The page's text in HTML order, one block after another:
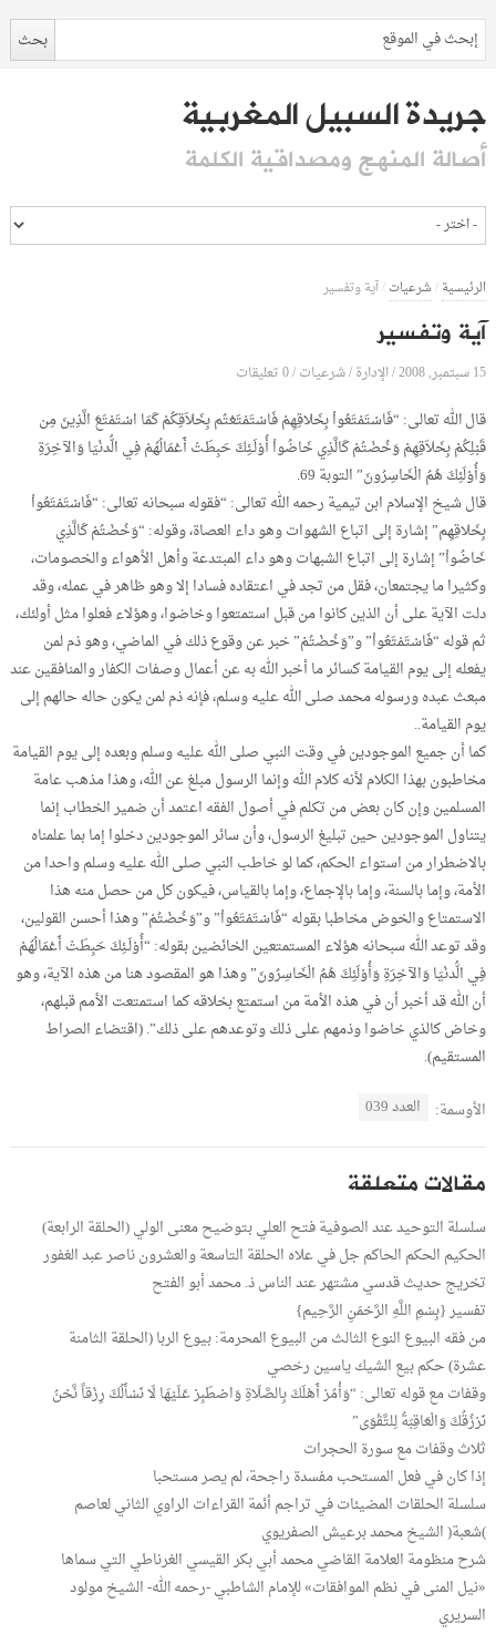
جريدة السبيل المغربية
أصالة المنهج ومصداقية الكلمة
الرئيسية/شرعيات/آية وتفسير
آية وتفسير
15 سبتمبر, 2008 /الإدارة/شرعيات/0 تعليقات
قال الله تعالى: “فَاسْتَمْتَعُواْ بِخَلاقِهِمْ فَاسْتَمْتَعْتُم بِخَلاَقِكُمْ كَمَا اسْتَمْتَعَ الَّذِينَ مِن
قَبْلِكُمْ بِخَلاَقِهِمْ وَخُضْتُمْ كَالَّذِي خَاضُواْ أُوْلَـئِكَ حَبِطَتْ أَعْمَالُهُمْ فِي الُّدنْيَا وَالآخِرَةِ
وَأُوْلَئِكَ هُمُ الْخَاسِرُونَ” التوبة 69.
قال شيخ الإسلام ابن تيمية رحمه الله تعالى: “فقوله سبحانه تعالى: “فَاسْتَمْتَعُواْ
بِخَلاقِهِم” إشارة إلى اتباع الشهوات وهو داء العصاة، وقوله: “وَخُضْتُمْ كَالَّذِي
خَاضُواْ” إشارة إلى اتباع الشبهات وهو داء المبتدعة وأهل الأهواء والخصومات،
وكثيرا ما يجتمعان، فقل من تجد في اعتقاده فسادا إلا وهو ظاهر في عمله، وقد
دلت الآية على أن الذين كانوا من قبل استمتعوا وخاضوا، وهؤلاء فعلوا مثل أولئك،
ثم قوله “فَاسْتَمْتَعُواْ” و”وَخُضْتُمْ” خبر عن وقوع ذلك في الماضي، وهو ذم لمن
يفعله إلى يوم القيامة كسائر ما أخبر الله به عن أعمال وصفات الكفار والمنافقين عند
مبعث عبده ورسوله محمد صلى الله عليه وسلم، فإنه ذم لمن يكون حاله حالهم إلى
يوم القيامة..
كما أن جميع الموجودين في وقت النبي صلى الله عليه وسلم وبعده إلى يوم القيامة
مخاطبون بهذا الكلام لأنه كلام الله وإنما الرسول مبلغ عن الله، وهذا مذهب عامة
المسلمين وإن كان بعض من تكلم في أصول الفقه اعتمد أن ضمير الخطاب إنما
يتناول الموجودين حين تبليغ الرسول، وأن سائر الموجودين دخلوا إما بما علمناه
بالاضطرار من استواء الحكم، كما لو خاطب النبي صلى الله عليه وسلم واحدا من
الأمة، وإما بالسنة، وإما بالإجماع، وإما بالقياس، فيكون كل من حصل منه هذا
الاستمتاع والخوض مخاطبا بقوله “فَاسْتَمْتَعُواْ” و”وَخُضْتُمْ” وهذا أحسن القولين،
وقد توعد الله سبحانه هؤلاء المستمتعين الخائضين بقوله: “أُوْلَـئِكَ حَبِطَتْ أَعْمَالُهُمْ
فِي الُّدنْيَا وَالآخِرَةِ وَأُوْلَئِكَ هُمُ الْخَاسِرُونَ” وهذا هو المقصود هنا من هذه الآية، وهو
أن الله قد أخبر أن في هذه الأمة من استمتع بخلاقه كما استمتعت الأمم قبلهم،
وخاض كالذي خاضوا وذمهم على ذلك وتوعدهم على ذلك”. (اقتضاء الصراط
المستقيم).
الأوسمة: العدد 039
مقالات متعلقة
سلسلة التوحيد عند الصوفية فتح العلي بتوضيح معنى الولي (الحلقة الرابعة)
الحكيم الحكم الحاكم جل في علاه الحلقة التاسعة والعشرون ناصر عبد الغفور
تخريج حديث قدسي مشتهر عند الناس ذ. محمد أبو الفتح
تفسير {بِسْمِ اللَّهِ الرَّحْمَنِ الرَّحِيم}
من فقه البيوع النوع الثالث من البيوع المحرمة: بيوع الربا (الحلقة الثامنة
عشرة) حكم بيع الشيك ياسين رخصي
وقفات مع قوله تعالى: “وَأْمُرْ أَهْلَكَ بِالصَّلَاةِ وَاصْطَبِرْ عَلَيْهَا لَا نَسْأَلُكَ رِزْقاً نَّحْنُ
نَرْزُقُكَ وَالْعَاقِبَةُ لِلتَّقْوَى”
ثلاث وقفات مع سورة الحجرات
إذا كان في فعل المستحب مفسدة راجحة، لم يصر مستحبا
سلسلة الحلقات المضيئات في تراجم أئمة القراءات الراوي الثاني لعاصم
)شعبة( الشيخ محمد برعيش الصفريوي
شرح منظومة العلامة القاضي محمد أبي بكر القيسي الغرناطي التي سماها
«نيل المنى في نظم الموافقات» للإمام الشاطبي -رحمه الله- الشيخ مولود
السريري